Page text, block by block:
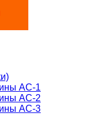
АС-1
АС-2
АС-3